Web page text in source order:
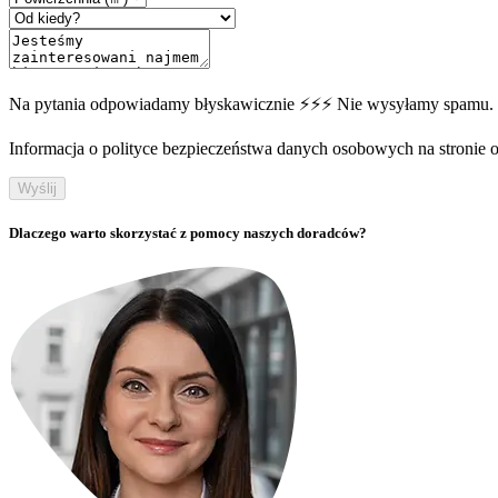
Na pytania odpowiadamy błyskawicznie ⚡⚡⚡ Nie wysyłamy spamu.
Informacja o polityce bezpieczeństwa danych osobowych na stronie
Wyślij
Dlaczego warto skorzystać z pomocy naszych doradców?